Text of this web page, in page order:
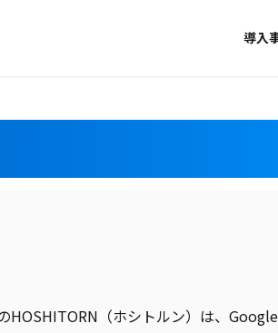
導入
HOSHITORN（ホシトルン）は、